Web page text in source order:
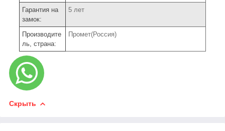
Гарантия на
замок:
5 лет
Производите
ль, страна:
Промет(Россия)
Скрыть